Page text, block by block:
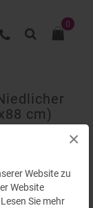
×
Website zu
Website
Sie mehr
0
cm)